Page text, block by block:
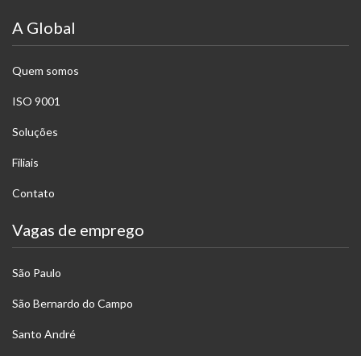
A Global
Quem somos
ISO 9001
Soluções
Filiais
Contato
Vagas de emprego
São Paulo
São Bernardo do Campo
Santo André